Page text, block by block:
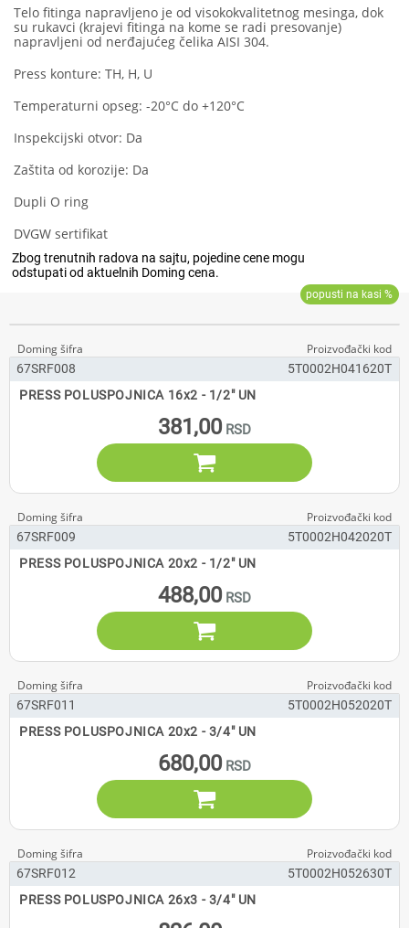
Telo fitinga napravljeno je od visokokvalitetnog mesinga, dok
su rukavci (krajevi fitinga na kome se radi presovanje)
napravljeni od nerđajućeg čelika AISI 304.
Press konture: TH, H, U
Temperaturni opseg: -20°C do +120°C
Inspekcijski otvor: Da
Zaštita od korozije: Da
Dupli O ring
DVGW sertifikat
67SRF008
5T0002H041620T
PRESS POLUSPOJNICA 16x2 - 1/2" UN
381,00

67SRF009
5T0002H042020T
PRESS POLUSPOJNICA 20x2 - 1/2" UN
488,00

67SRF011
5T0002H052020T
PRESS POLUSPOJNICA 20x2 - 3/4" UN
680,00

67SRF012
5T0002H052630T
PRESS POLUSPOJNICA 26x3 - 3/4" UN